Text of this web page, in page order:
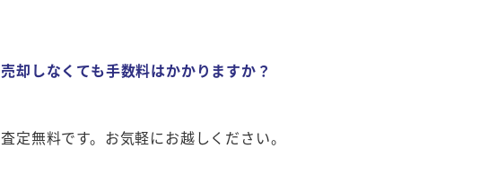
売却しなくても手数料はかかりますか？
査定無料です。お気軽にお越しください。